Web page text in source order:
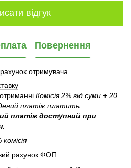
відгук
Повернення
отримувача
Комісія 2% від суми + 20
платіж платить
платіж доступний при
комісія
рахунок ФОП